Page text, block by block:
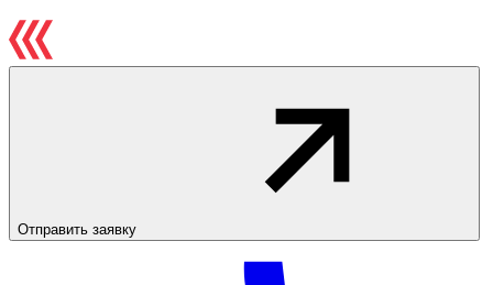
Отправить заявку